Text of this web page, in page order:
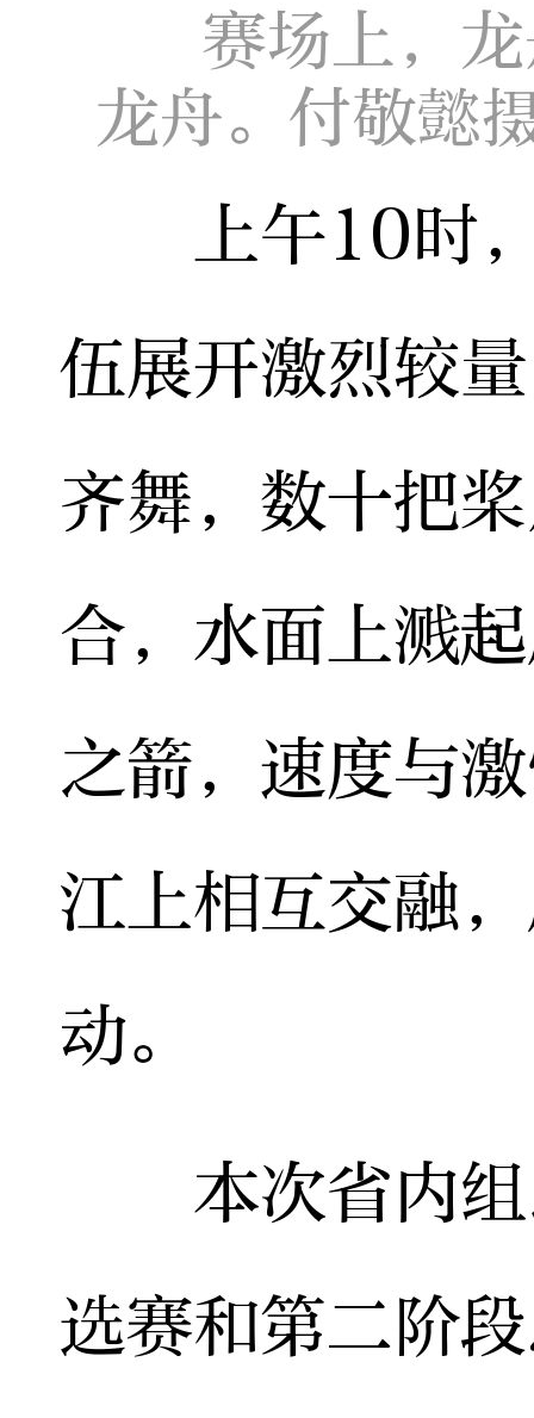
赛场上，
龙舟。付敬懿
上午10时，
伍展开激烈较
齐舞，数十把
合，水面上溅
之箭，速度与
江上相互交融
动。
本次省内组
选赛和第二阶